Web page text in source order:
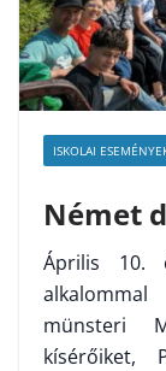
ISKOLAI
Német
Április 10.
münsteri
kísérőiket,